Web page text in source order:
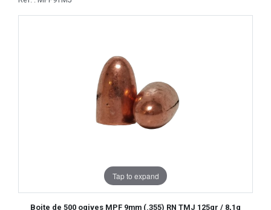
Tap to expand
Boite de 500 ogives MPF 9mm (.355) RN TMJ 125gr / 8,1g